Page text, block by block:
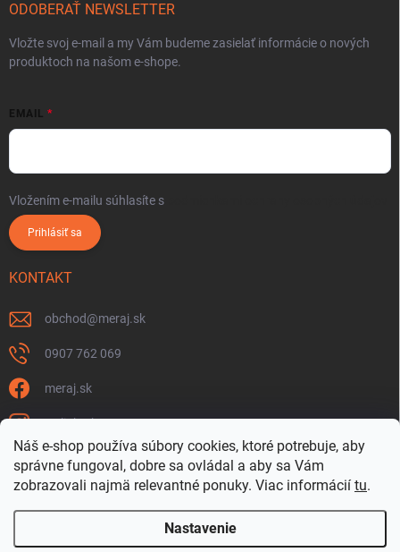
Náš e-shop používa súbory cookies, ktoré potrebuje, aby
správne fungoval, dobre sa ovládal a aby sa Vám
zobrazovali najmä relevantné ponuky. Viac informácií tu.
Nastavenie
ODOBERAŤ NEWSLETTER
Vložte svoj e-mail a my Vám budeme zasielať informácie o nových
produktoch na našom e-shope.
EMAIL
Vložením e-mailu súhlasíte s
Prihlásiť sa
KONTAKT
obchod@meraj.sk
0907 762 069
meraj.sk
m_link_sk
https://www.youtube.com/@meraj-sk
@m_link_sk